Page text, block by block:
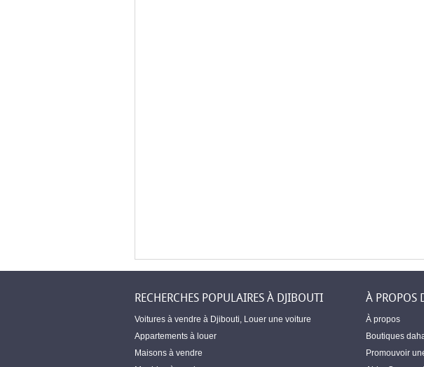
RECHERCHES POPULAIRES À DJIBOUTI
Voitures à vendre à Djibouti Louer une voiture
Appartements à louer
Maisons à vendre
À PROPOS
À propos
Boutiques
Promouvoir